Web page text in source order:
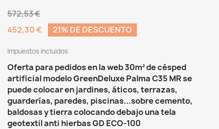
572,53 €
452,30 €
21% DE DESCUENTO
Impuestos incluidos
Oferta para pedidos en la web 30m² de césped
artificial modelo GreenDeluxe Palma C35 MR se
puede colocar en jardines, áticos, terrazas,
guarderías, paredes, piscinas...sobre cemento,
baldosas y tierra colocando debajo una tela
geotextil anti hierbas GD ECO-100